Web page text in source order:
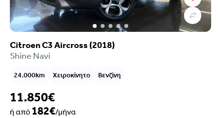
Citroen C3 Aircross (2018)
Shine Navi
24.000km Χειροκίνητο Βενζίνη
11.850€
ή από 182€/μήνα